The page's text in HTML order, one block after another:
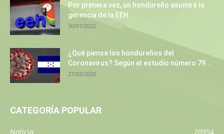
Por primera vez, un hondureño asumirá la
gerencia de la EEH
30/01/2022
¿Qué piensa los hondureños del
Coronavirus? Según el estudio número 79...
27/03/2020
CATEGORÍA POPULAR
Noticia
20954